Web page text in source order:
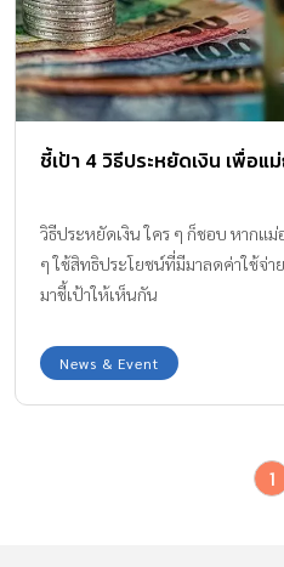
ชี้เป้า 4 วิธีประหยัดเงิน เพื่อแ
วิธีประหยัดเงิน ใคร ๆ ก็ชอบ หากแ
ๆ ใช้สิทธิประโยชน์ที่มีมาลดค่าใช้จ่า
มาชี้เป้าให้เห็นกัน
News & Event
1